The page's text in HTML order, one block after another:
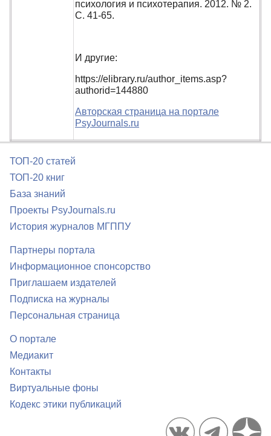
психология и психотерапия. 2012. № 2.
С. 41-65.
И другие:
https://elibrary.ru/author_items.asp?
authorid=144880
Авторская страница на портале
PsyJournals.ru
ТОП-20 статей
ТОП-20 книг
База знаний
Проекты PsyJournals.ru
История журналов МГППУ
Партнеры портала
Информационное спонсорство
Приглашаем издателей
Подписка на журналы
Персональная страница
О портале
Медиакит
Контакты
Виртуальные фоны
Кодекс этики публикаций